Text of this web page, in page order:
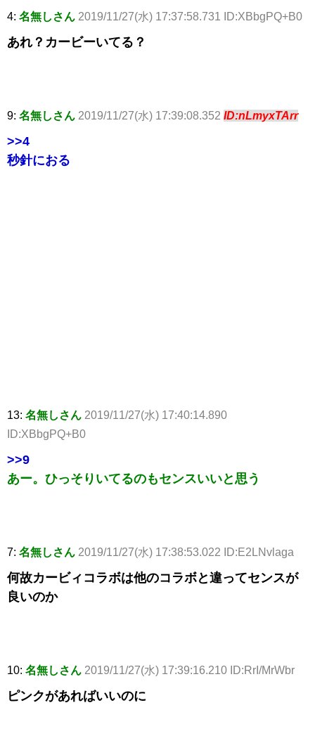
4: 名無しさん 2019/11/27(水) 17:37:58.731 ID:XBbgPQ+B0
あれ？カービーいてる？
9: 名無しさん 2019/11/27(水) 17:39:08.352 ID:nLmyxTArr
>>4
秒針におる
13: 名無しさん 2019/11/27(水) 17:40:14.890
ID:XBbgPQ+B0
>>9
あー。ひっそりいてるのもセンスいいと思う
7: 名無しさん 2019/11/27(水) 17:38:53.022 ID:E2LNvlaga
何故カービィコラボは他のコラボと違ってセンスが
良いのか
10: 名無しさん 2019/11/27(水) 17:39:16.210 ID:RrI/MrWbr
ピンクがあればいいのに